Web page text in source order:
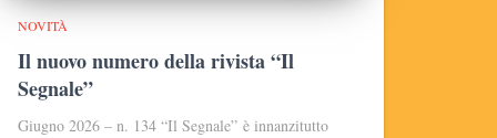
NOVITÀ
Il nuovo numero della rivista “Il
Segnale”
Giugno 2026 – n. 134 “Il Segnale” è innanzitutto